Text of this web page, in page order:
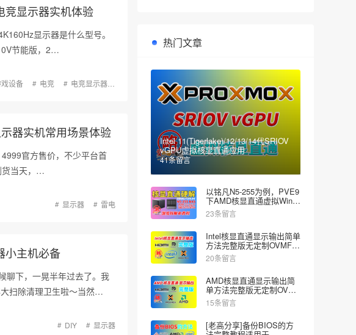
竞显示器实机体验
显示器是什么型号。
节能版，2…
设备 电竞 电竞显示器
器实机常用场景体验
官方售价，不少平台首
货当天，…
显示器 雷电
小主机必备
聊下，一晃半年过去了。我
扫除清理卫生啦～当然…
DIY 显示器
热门文章
Intel 11(Tigerlake)/12/13/14代SRIOV
vGPU虚拟核显直通应用
41条留言
以铭凡N5-255为例，PVE9
下AMD核显直通虚拟Win教
程，不花屏不死机。
23条留言
Intel核显直通显示输出简单
方法完整版无定制OVMF开
机BIOS画面
20条留言
AMD核显直通显示输出简
单方法完整版无定制OVMF
开机BIOS启动画面
15条留言
[老高分享]备份BIOS的方